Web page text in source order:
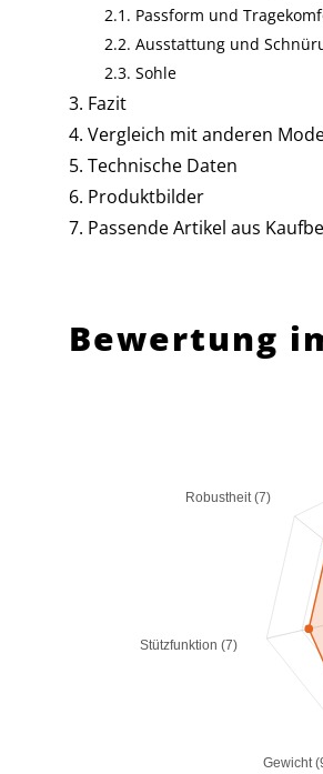
Passform und
Ausstattung und
Sohle
Fazit
Vergleich mit anderen
Technische Daten
Produktbilder
Passende Artikel aus
Bewertung
Gewicht
Stützfunktion (7)
Robustheit (7)